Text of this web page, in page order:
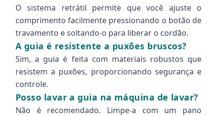
O sistema retrátil permite que você ajuste o
comprimento facilmente pressionando o botão de
travamento e soltando-o para liberar o cordão.
A guia é resistente a puxões bruscos?
Sim, a guia é feita com materiais robustos que
resistem a puxões, proporcionando segurança e
controle.
Posso lavar a guia na máquina de lavar?
Não é recomendado. Limpe-a com um pano